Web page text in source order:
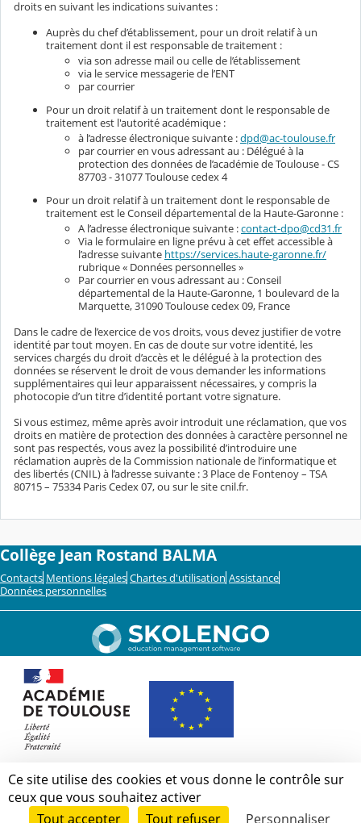
droits en suivant les indications suivantes :
Auprès du chef d’établissement, pour un droit relatif à un
traitement dont il est responsable de traitement :
via son adresse mail ou celle de l’établissement
via le service messagerie de l’ENT
par courrier
Pour un droit relatif à un traitement dont le responsable de
traitement est l'autorité académique :
à l’adresse électronique suivante :dpd@ac-toulouse.fr
par courrier en vous adressant au : Délégué à la
protection des données de l’académie de Toulouse - CS
87703 - 31077 Toulouse cedex 4
Pour un droit relatif à un traitement dont le responsable de
traitement est le Conseil départemental de la Haute-Garonne :
A l’adresse électronique suivante :contact-dpo@cd31.fr
Via le formulaire en ligne prévu à cet effet accessible à
l’adresse suivante https://services.haute-garonne.fr/
rubrique « Données personnelles »
Par courrier en vous adressant au : Conseil
départemental de la Haute-Garonne, 1 boulevard de la
Marquette, 31090 Toulouse cedex 09, France
Dans le cadre de l’exercice de vos droits, vous devez justifier de votre
identité par tout moyen. En cas de doute sur votre identité, les
services chargés du droit d’accès et le délégué à la protection des
données se réservent le droit de vous demander les informations
supplémentaires qui leur apparaissent nécessaires, y compris la
photocopie d’un titre d’identité portant votre signature.
Si vous estimez, même après avoir introduit une réclamation, que vos
droits en matière de protection des données à caractère personnel ne
sont pas respectés, vous avez la possibilité d’introduire une
réclamation auprès de la Commission nationale de l’informatique et
des libertés (CNIL) à l’adresse suivante : 3 Place de Fontenoy – TSA
80715 – 75334 Paris Cedex 07, ou sur le site cnil.fr.
Collège Jean Rostand BALMA
Contacts Mentions légales Chartes d'utilisation Assistance
Données personnelles
Ce site utilise des cookies et vous donne le contrôle sur
ceux que vous souhaitez activer
Tout accepter
Tout refuser Personnaliser